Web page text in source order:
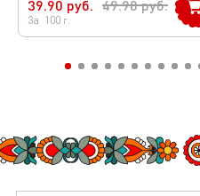
39.90 руб. 49.90руб.
За 100 г.